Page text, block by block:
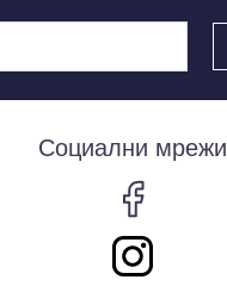
Социални мрежи